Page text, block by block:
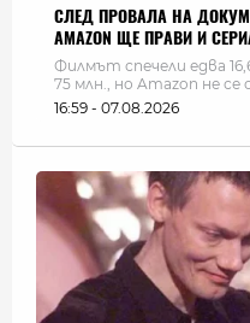
СЛЕД ПРОВАЛА НА
AMAZON ЩЕ ПРАВИ И
Филмът спечели едва
75 млн., но Amazon не
16:59 - 07.08.2026